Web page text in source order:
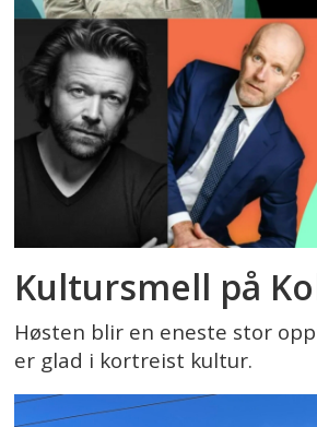
Kultursmell på
Høsten blir en eneste stor
er glad i kortreist kultur.